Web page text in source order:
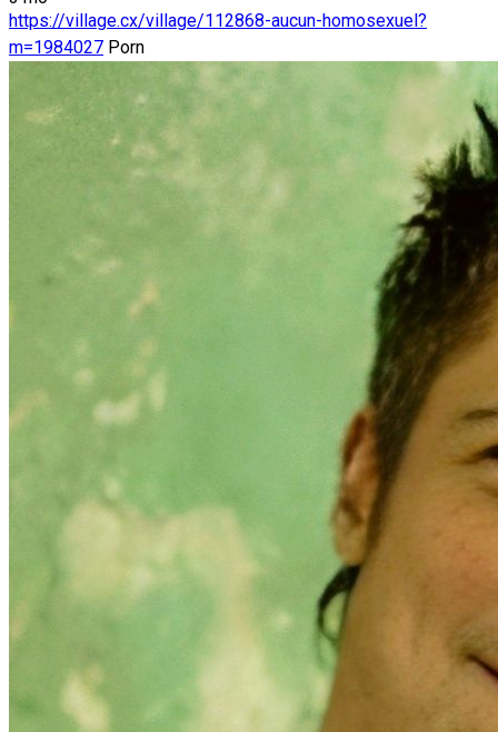
https://village.cx/village/112868-aucun-homosexuel?
m=1984027 Porn